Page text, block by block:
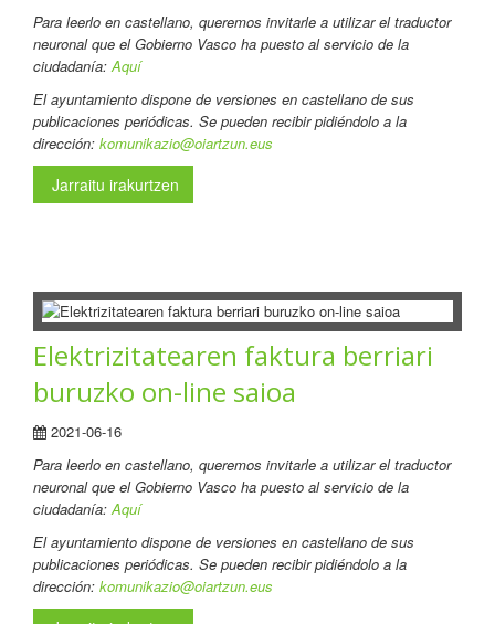
Para leerlo en castellano, queremos invitarle a utilizar el traductor
neuronal que el Gobierno Vasco ha puesto al servicio de la
ciudadanía:Aquí
El ayuntamiento dispone de versiones en castellano de sus
publicaciones periódicas. Se pueden recibir pidiéndolo a la
dirección: komunikazio@oiartzun.eus
Jarraitu irakurtzen
Elektrizitatearen faktura berriari
buruzko on-line saioa
2021-06-16
Para leerlo en castellano, queremos invitarle a utilizar el traductor
neuronal que el Gobierno Vasco ha puesto al servicio de la
ciudadanía:Aquí
El ayuntamiento dispone de versiones en castellano de sus
publicaciones periódicas. Se pueden recibir pidiéndolo a la
dirección: komunikazio@oiartzun.eus